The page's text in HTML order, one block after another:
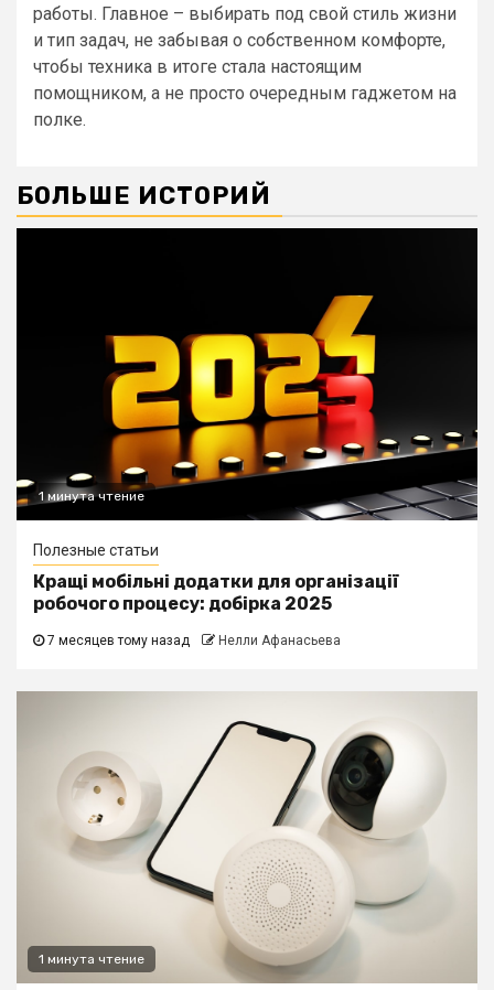
работы. Главное – выбирать под свой стиль жизни
и тип задач, не забывая о собственном комфорте,
чтобы техника в итоге стала настоящим
помощником, а не просто очередным гаджетом на
полке.
БОЛЬШЕ ИСТОРИЙ
1 минута чтение
Полезные статьи
Кращі мобільні додатки для організації
робочого процесу: добірка 2025
7 месяцев тому назад Нелли Афанасьева
1 минута чтение